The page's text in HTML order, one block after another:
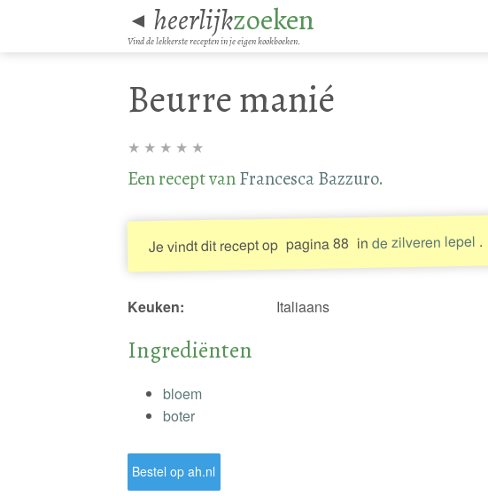
◄ heerlijkzoeken
Vind de lekkerste recepten in je eigen kookboeken.
Beurre manié
★ ★ ★ ★ ★
Een recept vanFrancesca Bazzuro.
Je vindt dit recept op pagina 88 in de zilveren lepel .
Keuken: Italiaans
Ingrediënten
bloem
boter
Bestel op ah.nl